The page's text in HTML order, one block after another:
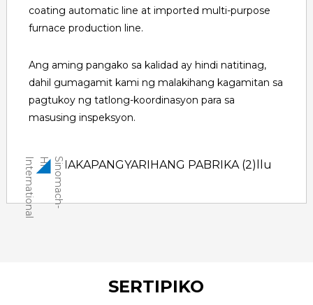
coating automatic line at imported multi-purpose
furnace production line.
Ang aming pangako sa kalidad ay hindi natitinag,
dahil gumagamit kami ng malakihang kagamitan sa
pagtukoy ng tatlong-koordinasyon para sa
masusing inspeksyon.
S
i
n
o
m
a
c
h
-
H
i
I
n
t
e
r
n
a
t
i
o
n
a
l
SERTIPIKO